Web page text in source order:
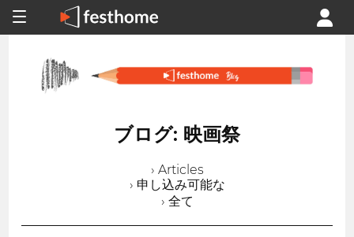
ブログ: 映画祭
› Articles
› 申し込み可能な
› 全て